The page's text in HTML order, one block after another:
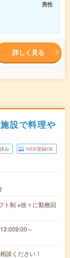
男性
詳しく見る
設で料理や
み WEB登録OK
ト制 ※徐々に勤務回
～
談ください！